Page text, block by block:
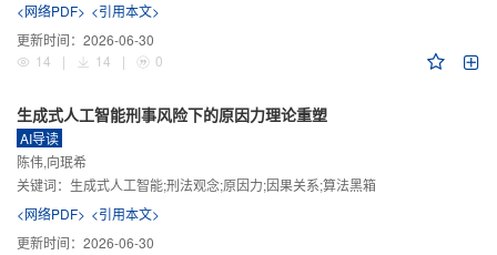
<网络PDF> <引用本文>
更新时间： 2026-06-30
14
| 14 | 0
生成式人工智能刑事风险下的原因力理论重塑
AI导读
陈伟,向珉希
关键词： 生成式人工智能;刑法观念;原因力;因果关系;算法黑箱
<网络PDF> <引用本文>
更新时间： 2026-06-30